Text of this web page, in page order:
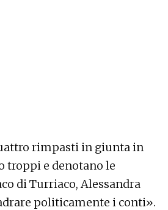
rimpasti in giunta in
troppi e denotano le
di Turriaco, Alessandra
politicamente i conti».